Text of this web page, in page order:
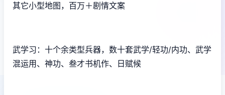
其它小型地图，百万＋剧情文案
武学习：十个余类型兵器，数十套武学/轻功/内功、武学
混运用、神功、叁才书机作、日赋候